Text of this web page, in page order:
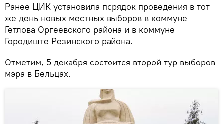
Ранее ЦИК установила порядок проведения в тот
же день новых местных выборов в коммуне
Гетлова Оргеевского района и в коммуне
Городиште Резинского района.
Отметим, 5 декабря состоится второй тур выборов
мэра в Бельцах.